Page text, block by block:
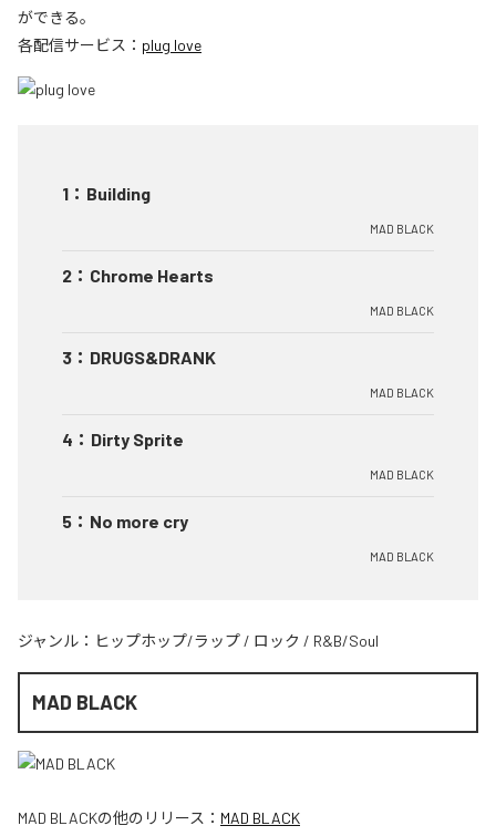
ができる。
各配信サービス： plug love
1 ： Building
MAD BLACK
2 ： Chrome Hearts
MAD BLACK
3 ： DRUGS&DRANK
MAD BLACK
4 ： Dirty Sprite
MAD BLACK
5 ： No more cry
MAD BLACK
ジャンル： ヒップホップ/ラップ / ロック / R&B/Soul
MAD BLACK
MAD BLACKの他のリリース： MAD BLACK